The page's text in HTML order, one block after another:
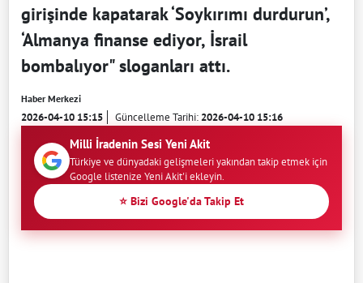
girişinde kapatarak ‘Soykırımı durdurun’,
‘Almanya finanse ediyor, İsrail
bombalıyor" sloganları attı.
Haber Merkezi
2026-04-10 15:15 Güncelleme Tarihi:2026-04-10 15:16
Milli İradenin Sesi Yeni Akit
Türkiye ve dünyadaki gelişmeleri yakından takip etmek için
Google listenize Yeni Akit'i ekleyin.
⭐ Bizi Google'da Takip Et